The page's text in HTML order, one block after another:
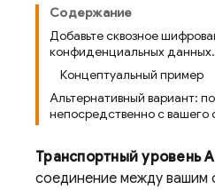
Содержание
Добавьте сквозное
конфиденциальных данных.
Концептуальный пример
Альтернативный вариант:
непосредственно с вашего
Транспортный уровень
соединение между вашим